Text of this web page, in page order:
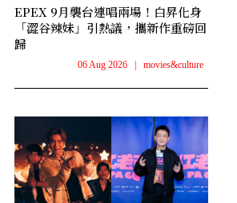
EPEX 9月襲台連唱兩場！白昇化身
「澀谷辣妹」引熱議，攜新作重磅回
歸
06 Aug 2026 | movies&culture